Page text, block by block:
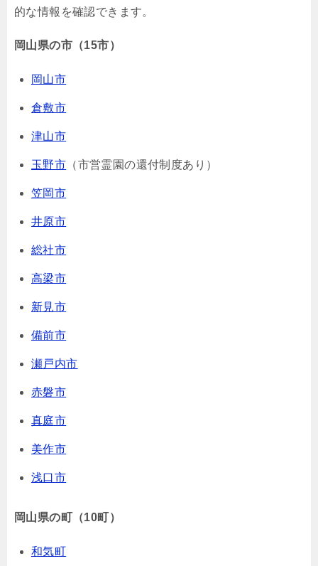
的な情報を確認できます。
岡山県の市（15市）
岡山市
倉敷市
津山市
玉野市 （市営霊園の還付制度あり）
笠岡市
井原市
総社市
高梁市
新見市
備前市
瀬戸内市
赤磐市
真庭市
美作市
浅口市
岡山県の町（10町）
和気町